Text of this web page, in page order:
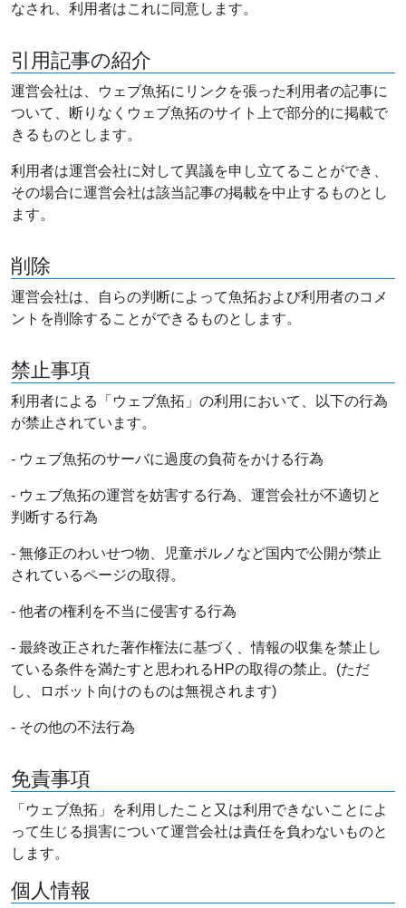
なされ、利用者はこれに同意します。
引用記事の紹介
運営会社は、ウェブ魚拓にリンクを張った利用者の記事に
ついて、断りなくウェブ魚拓のサイト上で部分的に掲載で
きるものとします。
利用者は運営会社に対して異議を申し立てることができ、
その場合に運営会社は該当記事の掲載を中止するものとし
ます。
削除
運営会社は、自らの判断によって魚拓および利用者のコメ
ントを削除することができるものとします。
禁止事項
利用者による「ウェブ魚拓」の利用において、以下の行為
が禁止されています。
- ウェブ魚拓のサーバに過度の負荷をかける行為
- ウェブ魚拓の運営を妨害する行為、運営会社が不適切と
判断する行為
- 無修正のわいせつ物、児童ポルノなど国内で公開が禁止
されているページの取得。
- 他者の権利を不当に侵害する行為
- 最終改正された著作権法に基づく、情報の収集を禁止し
ている条件を満たすと思われるHPの取得の禁止。(ただ
し、ロボット向けのものは無視されます)
- その他の不法行為
免責事項
「ウェブ魚拓」を利用したこと又は利用できないことによ
って生じる損害について運営会社は責任を負わないものと
します。
個人情報